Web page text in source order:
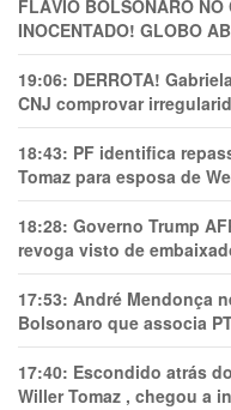
FLÁVIO BOLSONARO
INOCENTADO! GLOBO
19:06: DERROTA!
CNJ comprovar
18:43: PF identifica
Tomaz para esposa de
18:28: Governo Trump
revoga visto de
17:53: André Mendonça
Bolsonaro que associa
17:40: Escondido atrás
Willer Tomaz , chegou a